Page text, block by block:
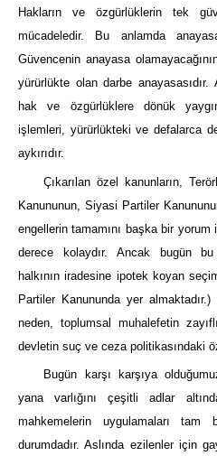
Hakların ve özgürlüklerin tek
mücadeledir. Bu anlamda
Güvencenin anayasa
yürürlükte olan darbe anayasasıdır.
hak ve özgürlüklere dönük
işlemleri, yürürlükteki ve defalarca
aykırıdır.
Çıkarılan özel kanunların,
Kanununun, Siyasi Partiler
engellerin tamamını başka bir
derece kolaydır. Ancak bugün
halkının iradesine ipotek koyan
Partiler Kanununda yer
neden, toplumsal muhalefetin
devletin suç ve ceza politikasındaki
Bugün karşı karşıya
yana varlığını çeşitli adlar
mahkemelerin uygulamaları tam
durumdadır. Aslında ezilenler için